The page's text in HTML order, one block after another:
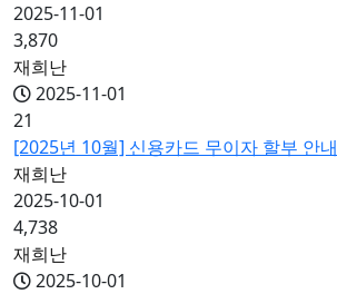
2025-11-01
3,870
재희난
2025-11-01
21
[2025년 10월] 신용카드 무이자 할부 안내
재희난
2025-10-01
4,738
재희난
2025-10-01